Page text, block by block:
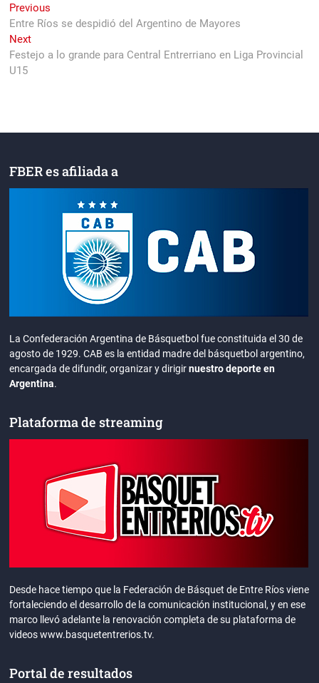
Navegación
de
entradas
Previous
post:
Entre Ríos se despidió del Argentino de Mayores
NextNext
post:
Festejo a lo grande para Central Entrerriano en Liga Provincial
U15
FBER es afiliada a
La Confederación Argentina de Básquetbol fue constituida el 30 de
agosto de 1929. CAB es la entidad madre del básquetbol argentino,
encargada de difundir, organizar y dirigirnuestro deporte en
Argentina.
Plataforma de streaming
Desde hace tiempo que la Federación de Básquet de Entre Ríos viene
fortaleciendo el desarrollo de la comunicación institucional, y en ese
marco llevó adelante la renovación completa de su plataforma de
videos www.basquetentrerios.tv.
Portal de resultados